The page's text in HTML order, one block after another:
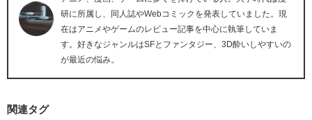
研に所属し、同人誌やWebコミックを発表していました。現
在はアニメやゲームのレビュー記事を中心に執筆していま
す。好きなジャンルはSFとファンタジー、3D酔いしやすいの
が最近の悩み。
関連タグ